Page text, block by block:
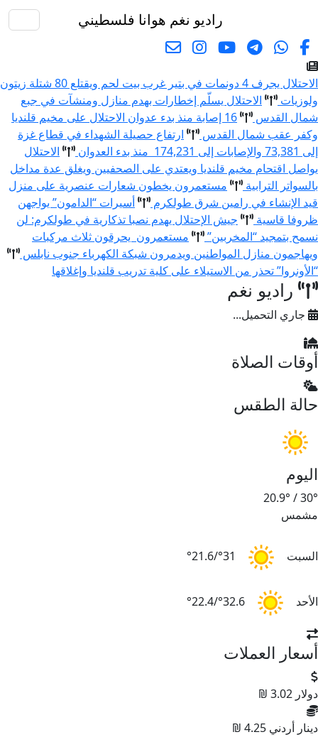
راديو نغم هوانا فلسطيني
الاحتلال يجرف 4 دونمات في بتير غرب بيت لحم ويقتلع 80 شتلة زيتون
ولوزيات
الاحتلال يسلّم إخطارات بهدم منازل ومنشآت في جبع
شمال القدس
16 إصابة منذ بدء عدوان الاحتلال على مخيم قلنديا
وكفر عقب شمال القدس
ارتفاع حصيلة الشهداء في قطاع غزة
إلى 73,381 والإصابات إلى 174,231 منذ بدء العدوان
الاحتلال
يواصل اقتحام مخيم قلنديا ويعتدي على الصحفيين ويغلق عدة مداخل
بالسواتر الترابية
مستعمرون يخطون شعارات عنصرية على منزل
قيد الإنشاء في رامين شرق طولكرم
أسيرات “الدامون” يواجهن
ظروفا قاسية
جيش الإحتلال يهدم نصبا تذكارية في طولكرم: لن
نسمح بتمجيد “المخربين”
مستعمرون يحرقون ثلاث مركبات
ويهاجمون منازل المواطنين ويدمرون شبكة الكهرباء جنوب نابلس
“الأونروا” تحذر من الاستيلاء على كلية تدريب قلنديا وإغلاقها
راديو نغم
جاري التحميل...
أوقات الصلاة
حالة الطقس
اليوم
30°
/
20.9°
مشمس
السبت 31°/21.6°
الأحد 32.6°/22.4°
أسعار العملات
دولار 3.02 ₪
دينار أردني 4.25 ₪